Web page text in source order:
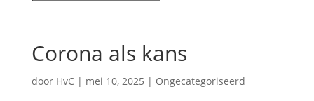
Corona als kans
door HvC| mei 10, 2025 | Ongecategoriseerd